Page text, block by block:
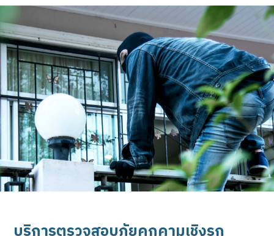
บริการตรวจสอบภัยคุกคามเชิงรุก